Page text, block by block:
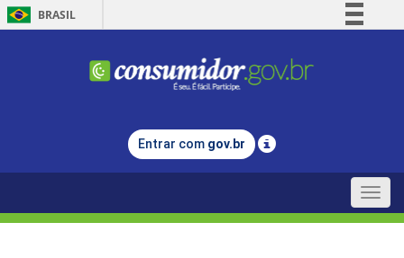
BRASIL
Comunica BR
Legislação
Entrar com gov.br
Toggle